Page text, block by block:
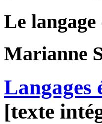
Le
Marianne
Langages
[texte